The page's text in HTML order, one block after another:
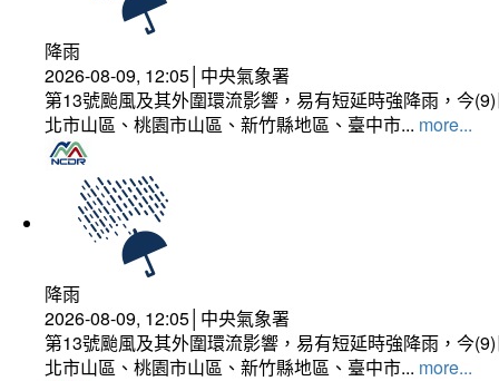
降雨
2026-08-09, 12:05│中央氣象署
第13號颱風及其外圍環流影響，易有短延時強降雨，今
北市山區、桃園市山區、新竹縣地區、臺中市... more...
降雨
2026-08-09, 12:05│中央氣象署
第13號颱風及其外圍環流影響，易有短延時強降雨，今
北市山區、桃園市山區、新竹縣地區、臺中市... more...